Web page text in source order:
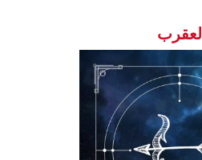
العقرب